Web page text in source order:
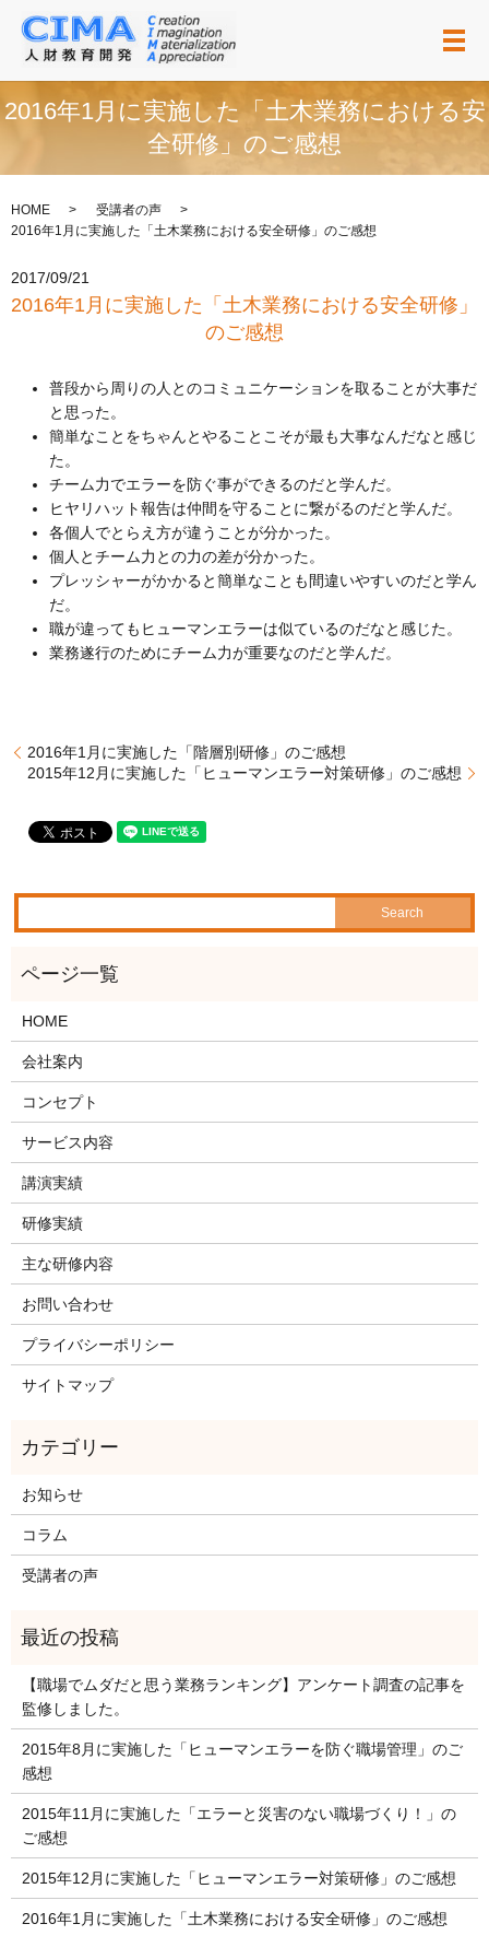
メ
2016年1月に実施した「土木業務における安
全研修」のご感想
HOME
受講者の声
2016年1月に実施した「土木業務における安全研修」のご感想
2017/09/21
2016年1月に実施した「土木業務における安全研修」
のご感想
普段から周りの人とのコミュニケーションを取ることが大事だ
と思った。
簡単なことをちゃんとやることこそが最も大事なんだなと感じ
た。
チーム力でエラーを防ぐ事ができるのだと学んだ。
ヒヤリハット報告は仲間を守ることに繋がるのだと学んだ。
各個人でとらえ方が違うことが分かった。
個人とチーム力との力の差が分かった。
プレッシャーがかかると簡単なことも間違いやすいのだと学ん
だ。
職が違ってもヒューマンエラーは似ているのだなと感じた。
業務遂行のためにチーム力が重要なのだと学んだ。
2016年1月に実施した「階層別研修」のご感想
2015年12月に実施した「ヒューマンエラー対策研修」のご感想
HOME
会社案内
コンセプト
サービス内容
講演実績
研修実績
主な研修内容
お問い合わせ
プライバシーポリシー
サイトマップ
お知らせ
コラム
受講者の声
【職場でムダだと思う業務ランキング】アンケート調査の記事を
監修しました。
2015年8月に実施した「ヒューマンエラーを防ぐ職場管理」のご
感想
2015年11月に実施した「エラーと災害のない職場づくり！」の
ご感想
2015年12月に実施した「ヒューマンエラー対策研修」のご感想
2016年1月に実施した「土木業務における安全研修」のご感想